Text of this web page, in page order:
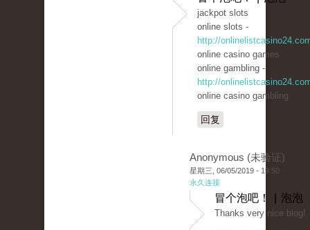
jackpot slots
online slots -
http://
online casino games
online gambling -
http://
online casino gambling
回复
Anonymous (未验证)
星期三, 06/05/2019 - 19:50
永久连接
冒个泡吧！ | 泡泡
Thanks very nice blog!